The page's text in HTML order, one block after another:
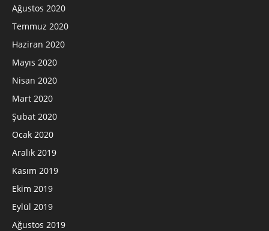
Ağustos 2020
Temmuz 2020
Haziran 2020
Mayıs 2020
Nisan 2020
Mart 2020
Şubat 2020
Ocak 2020
Aralık 2019
Kasım 2019
Ekim 2019
Eylül 2019
Ağustos 2019